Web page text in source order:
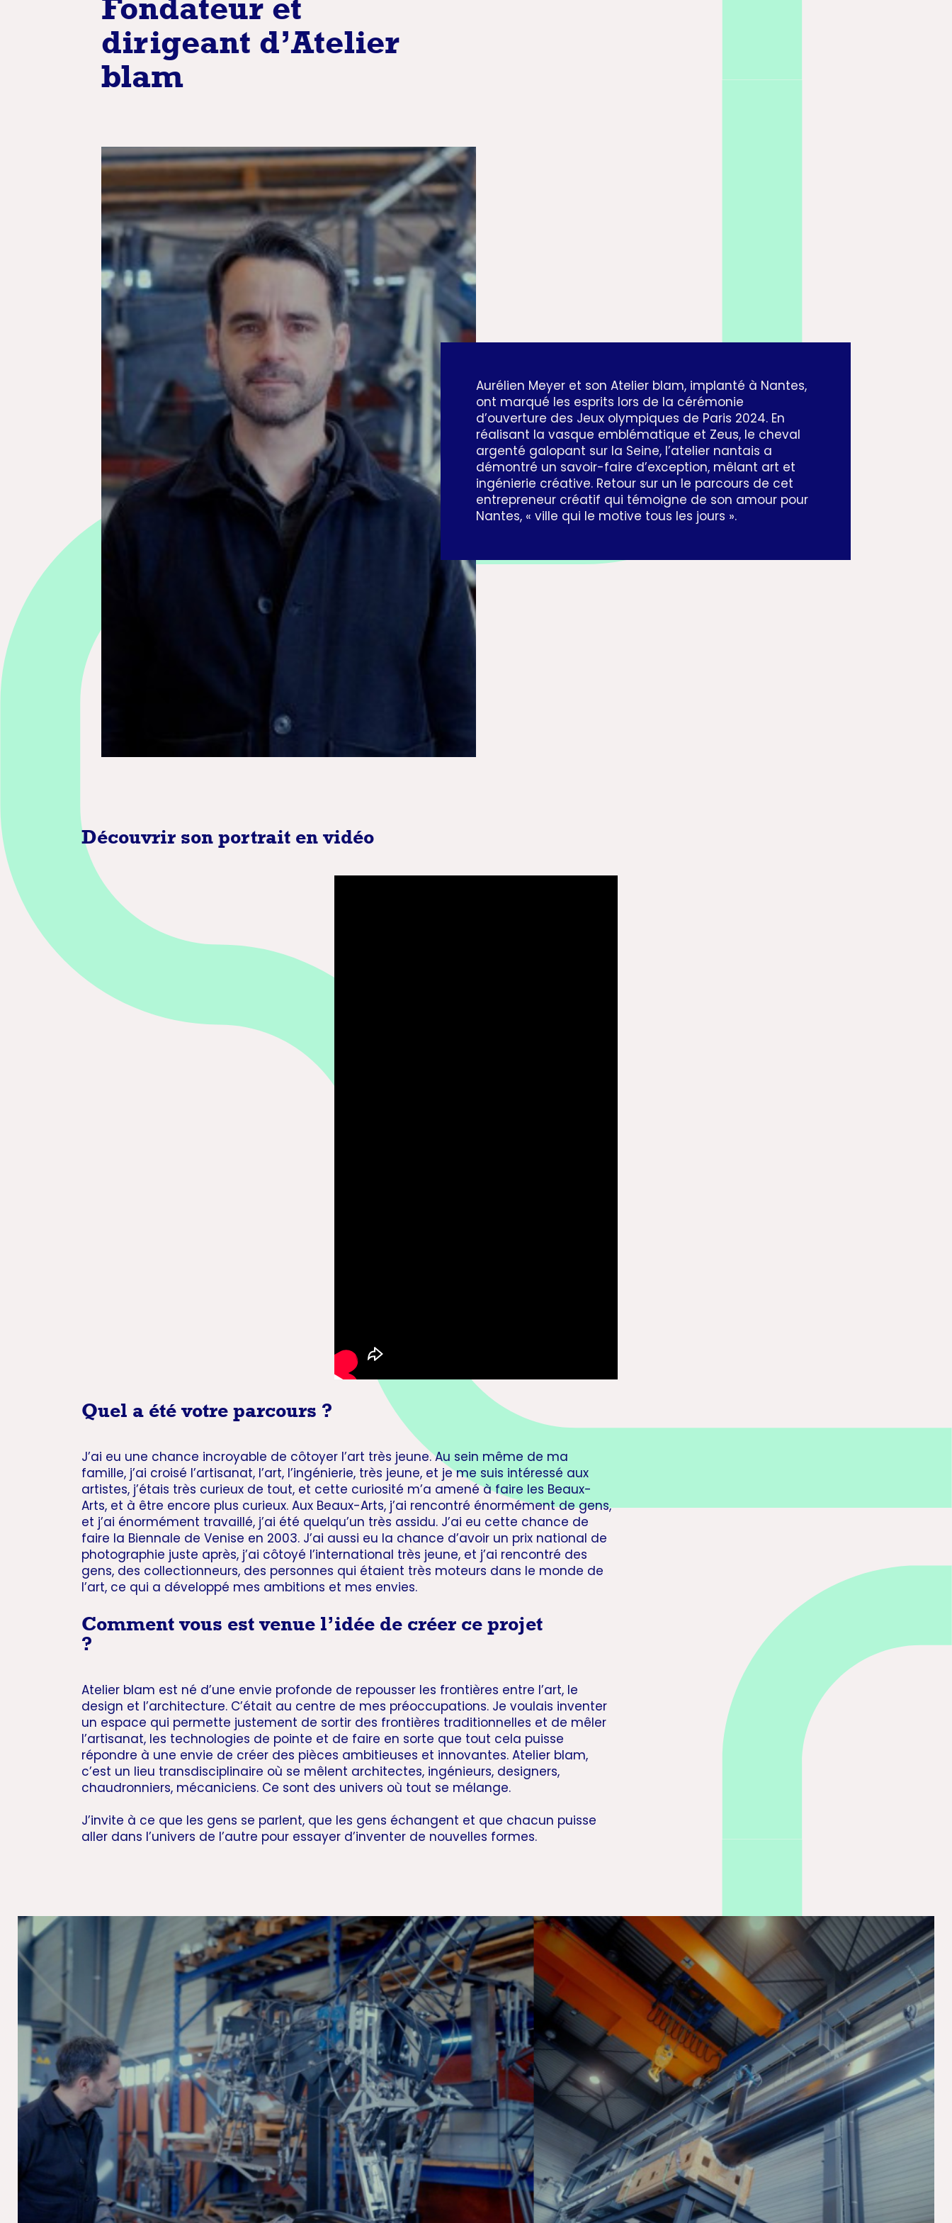
Fondateur et
dirigeant d’Atelier
blam
Aurélien Meyer et son Atelier blam, implanté à Nantes,
ont marqué les esprits lors de la cérémonie
d’ouverture des Jeux olympiques de Paris 2024. En
réalisant la vasque emblématique et Zeus, le cheval
argenté galopant sur la Seine, l’atelier nantais a
démontré un savoir-faire d’exception, mêlant art et
ingénierie créative. Retour sur un le parcours de cet
entrepreneur créatif qui témoigne de son amour pour
Nantes, « ville qui le motive tous les jours ».
Découvrir son portrait en vidéo
Quel a été votre parcours ?
J’ai eu une chance incroyable de côtoyer l’art très jeune. Au sein même de ma
famille, j’ai croisé l’artisanat, l’art, l’ingénierie, très jeune, et je me suis intéressé aux
artistes, j’étais très curieux de tout, et cette curiosité m’a amené à faire les Beaux-
Arts, et à être encore plus curieux. Aux Beaux-Arts, j’ai rencontré énormément de gens,
et j’ai énormément travaillé, j’ai été quelqu’un très assidu. J’ai eu cette chance de
faire la Biennale de Venise en 2003. J’ai aussi eu la chance d’avoir un prix national de
photographie juste après, j’ai côtoyé l’international très jeune, et j’ai rencontré des
gens, des collectionneurs, des personnes qui étaient très moteurs dans le monde de
l’art, ce qui a développé mes ambitions et mes envies.
Comment vous est venue l’idée de créer ce projet
?
Atelier blam est né d’une envie profonde de repousser les frontières entre l’art, le
design et l’architecture. C’était au centre de mes préoccupations. Je voulais inventer
un espace qui permette justement de sortir des frontières traditionnelles et de mêler
l’artisanat, les technologies de pointe et de faire en sorte que tout cela puisse
répondre à une envie de créer des pièces ambitieuses et innovantes. Atelier blam,
c’est un lieu transdisciplinaire où se mêlent architectes, ingénieurs, designers,
chaudronniers, mécaniciens. Ce sont des univers où tout se mélange.
J’invite à ce que les gens se parlent, que les gens échangent et que chacun puisse
aller dans l’univers de l’autre pour essayer d’inventer de nouvelles formes.